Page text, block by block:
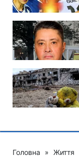
Головна » Життя